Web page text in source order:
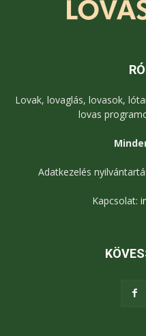
Lovak, lovaglás, lovasok,
lovas
Adatkezelés
Kapcsolat: